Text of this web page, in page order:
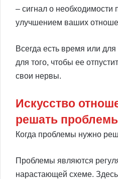
– сигнал о необходимости
улучшением ваших
Всегда есть время или
для того, чтобы ее
свои нервы.
Искусство
решать
Когда проблемы нужно
Проблемы являются
нарастающей схеме.